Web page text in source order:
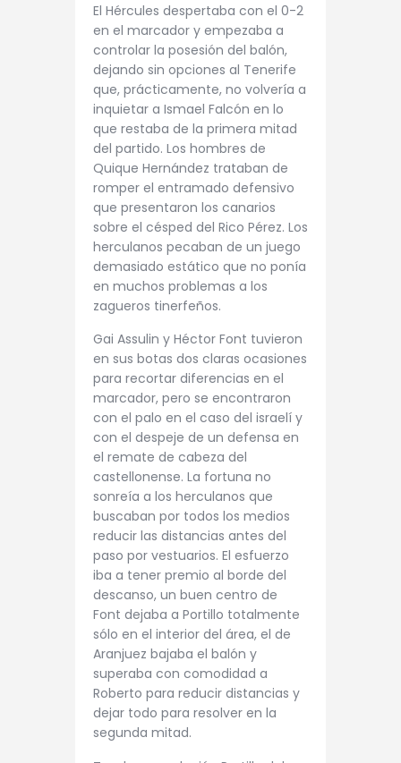
El Hércules despertaba con el 0-2
en el marcador y empezaba a
controlar la posesión del balón,
dejando sin opciones al Tenerife
que, prácticamente, no volvería a
inquietar a Ismael Falcón en lo
que restaba de la primera mitad
del partido. Los hombres de
Quique Hernández trataban de
romper el entramado defensivo
que presentaron los canarios
sobre el césped del Rico Pérez. Los
herculanos pecaban de un juego
demasiado estático que no ponía
en muchos problemas a los
zagueros tinerfeños.
Gai Assulin y Héctor Font tuvieron
en sus botas dos claras ocasiones
para recortar diferencias en el
marcador, pero se encontraron
con el palo en el caso del israelí y
con el despeje de un defensa en
el remate de cabeza del
castellonense. La fortuna no
sonreía a los herculanos que
buscaban por todos los medios
reducir las distancias antes del
paso por vestuarios. El esfuerzo
iba a tener premio al borde del
descanso, un buen centro de
Font dejaba a Portillo totalmente
sólo en el interior del área, el de
Aranjuez bajaba el balón y
superaba con comodidad a
Roberto para reducir distancias y
dejar todo para resolver en la
segunda mitad.